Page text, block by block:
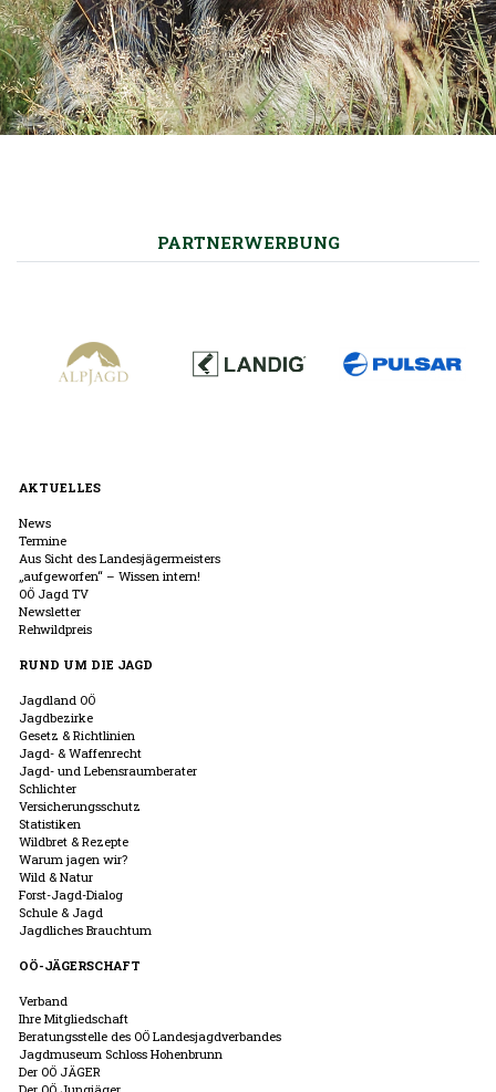
PARTNERWERBUNG
AKTUELLES
News
Termine
Aus Sicht des Landesjägermeisters
„aufgeworfen“ – Wissen intern!
OÖ Jagd TV
Newsletter
Rehwildpreis
RUND UM DIE JAGD
Jagdland OÖ
Jagdbezirke
Gesetz & Richtlinien
Jagd- & Waffenrecht
Jagd- und Lebensraumberater
Schlichter
Versicherungsschutz
Statistiken
Wildbret & Rezepte
Warum jagen wir?
Wild & Natur
Forst-Jagd-Dialog
Schule & Jagd
Jagdliches Brauchtum
OÖ-JÄGERSCHAFT
Verband
Ihre Mitgliedschaft
Beratungsstelle des OÖ Landesjagdverbandes
Jagdmuseum Schloss Hohenbrunn
Der OÖ JÄGER